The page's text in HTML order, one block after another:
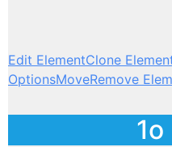
Edit ElementClone
OptionsMoveRemove